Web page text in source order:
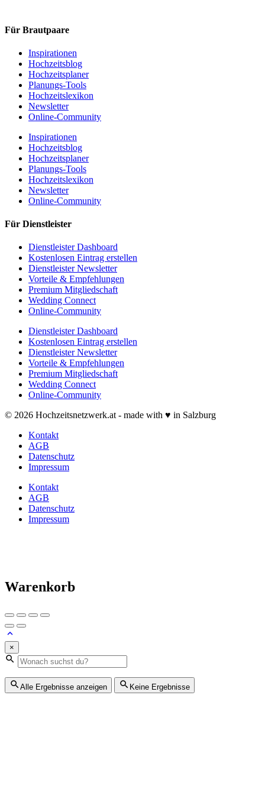
Für Brautpaare
Inspirationen
Hochzeitsblog
Hochzeitsplaner
Planungs-Tools
Hochzeitslexikon
Newsletter
Online-Community
Inspirationen
Hochzeitsblog
Hochzeitsplaner
Planungs-Tools
Hochzeitslexikon
Newsletter
Online-Community
Für Dienstleister
Dienstleister Dashboard
Kostenlosen Eintrag erstellen
Dienstleister Newsletter
Vorteile & Empfehlungen
Premium Mitgliedschaft
Wedding Connect
Online-Community
Dienstleister Dashboard
Kostenlosen Eintrag erstellen
Dienstleister Newsletter
Vorteile & Empfehlungen
Premium Mitgliedschaft
Wedding Connect
Online-Community
© 2026 Hochzeitsnetzwerk.at - made with ♥ in Salzburg
Kontakt
AGB
Datenschutz
Impressum
Kontakt
AGB
Datenschutz
Impressum
Warenkorb
×
Alle Ergebnisse anzeigen Keine Ergebnisse